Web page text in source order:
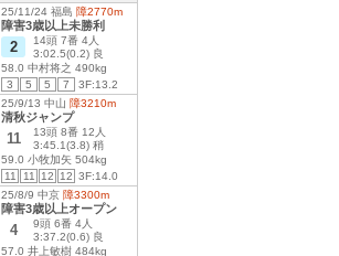
25/11/24 福島 障2770m
障害3歳以上未勝利
2
14頭 7番 4人
3:02.5(0.2) 良
58.0 中村将之 490kg
3
5 5 7 3F:13.2
25/9/13 中山 障3210m
清秋ジャンプ
11
13頭 8番 12人
3:45.1(3.8) 稍
59.0 小牧加矢 504kg
11
11 12 12 3F:14.0
25/8/9 中京 障3300m
障害3歳以上オープン
4
9頭 6番 4人
3:37.2(0.6) 良
57.0 井上敏樹 484kg